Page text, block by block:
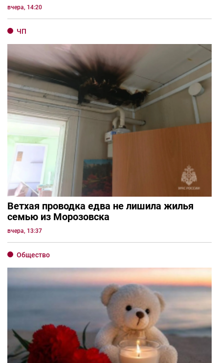
вчера, 14:20
ЧП
Ветхая проводка едва не лишила жилья
семью из Морозовска
вчера, 13:37
Общество